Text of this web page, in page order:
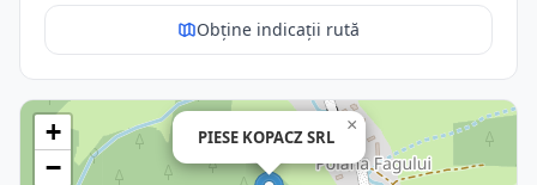
Obține indicații rută
PIESE KOPACZ SRL
×
+
−